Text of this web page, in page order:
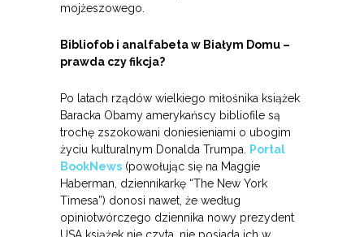
mojżeszowego.
Bibliofob i analfabeta w Białym Domu –
prawda czy fikcja?
Po latach rządów wielkiego miłośnika książek
Baracka Obamy amerykańscy bibliofile są
trochę zszokowani doniesieniami o ubogim
życiu kulturalnym Donalda Trumpa. Portal
BookNews (powołując się na Maggie
Haberman, dziennikarkę “The New York
Timesa”) donosi nawet, że według
opiniotwórczego dziennika nowy prezydent
USA książek nie czyta, nie posiada ich w